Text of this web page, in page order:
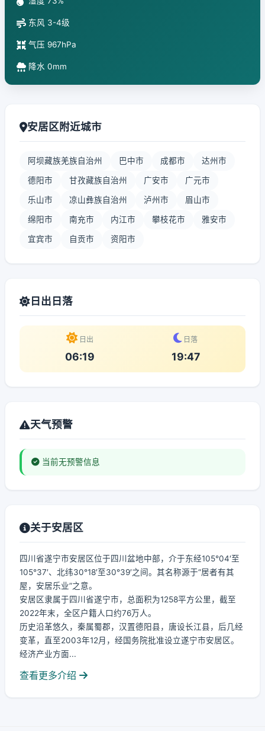
东风 3-4级
气压 967hPa
降水 0mm
安居区附近城市
阿坝藏族羌族自治州 巴中市 成都市 达州市
德阳市 甘孜藏族自治州 广安市 广元市
乐山市 凉山彝族自治州 泸州市 眉山市
绵阳市 南充市 内江市 攀枝花市 雅安市
宜宾市 自贡市 资阳市
日出日落
日出
06:19
日落
19:47
天气预警
当前无预警信息
关于安居区
四川省遂宁市安居区位于四川盆地中部，介于东经105°04′至
105°37′、北纬30°18′至30°39′之间。其名称源于“居者有其
屋，安居乐业”之意。
安居区隶属于四川省遂宁市，总面积为1258平方公里，截至
2022年末，全区户籍人口约76万人。
历史沿革悠久，秦属蜀郡，汉置德阳县，唐设长江县，后几经
变革，直至2003年12月，经国务院批准设立遂宁市安居区。
经济产业方面...
查看更多介绍